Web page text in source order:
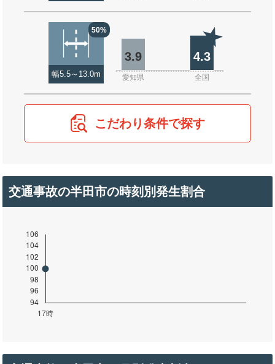
50%
幅5.5～13.0m
3.9 4.3
愛知県 全国
こだわり条件で探す
交通事故の半田市の時刻別発生割合